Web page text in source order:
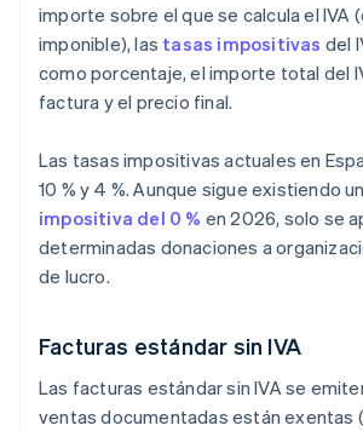
importe sobre el que se calcula el IVA
imponible), las tasas impositivas del
como porcentaje, el importe total del
factura y el precio final.
Las tasas impositivas actuales en
10 % y 4 %. Aunque sigue existiendo
impositiva del 0 % en 2026, solo se
determinadas donaciones a
de lucro.
Facturas estándar sin IVA
Las facturas estándar sin IVA se
ventas documentadas están exentas